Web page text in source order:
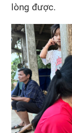
lòng được.